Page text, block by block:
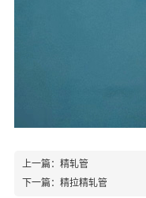
上一篇： 精轧管
下一篇： 精拉精轧管